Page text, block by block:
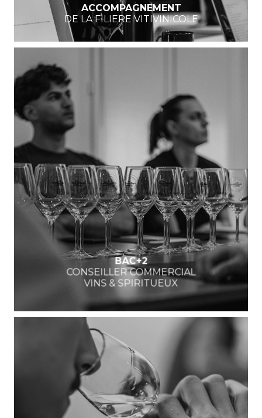
ACCOMPAGNEMENT
DE LA FILIERE VITIVINICOLE
BAC+2
CONSEILLER COMMERCIAL
VINS & SPIRITUEUX